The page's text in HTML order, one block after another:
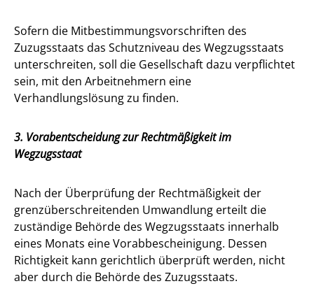
Sofern die Mitbestimmungsvorschriften des
Zuzugsstaats das Schutzniveau des Wegzugsstaats
unterschreiten, soll die Gesellschaft dazu verpflichtet
sein, mit den Arbeitnehmern eine
Verhandlungslösung zu finden.
3. Vorabentscheidung zur Rechtmäßigkeit im
Wegzugsstaat
Nach der Überprüfung der Rechtmäßigkeit der
grenzüberschreitenden Umwandlung erteilt die
zuständige Behörde des Wegzugsstaats innerhalb
eines Monats eine Vorabbescheinigung. Dessen
Richtigkeit kann gerichtlich überprüft werden, nicht
aber durch die Behörde des Zuzugsstaats.